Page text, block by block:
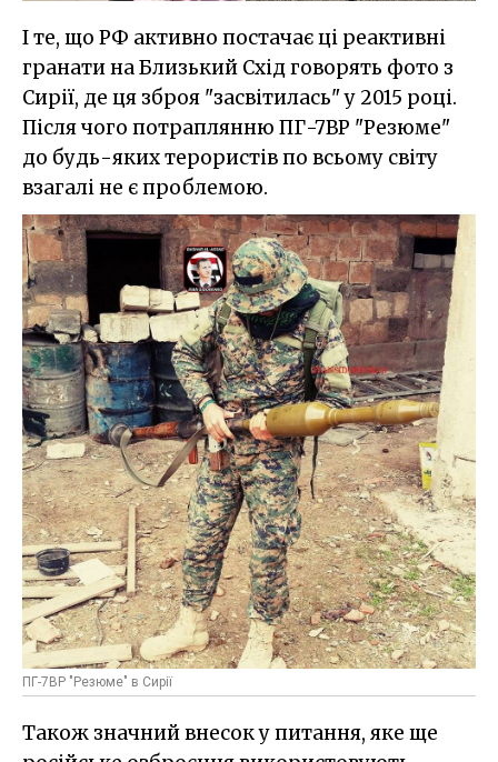
І те, що РФ активно постачає ці реактивні
гранати на Близький Схід говорять фото з
Сирії, де ця зброя "засвітилась" у 2015 році.
Після чого потраплянню ПГ-7ВР "Резюме"
до будь-яких терористів по всьому світу
взагалі не є проблемою.
ПГ-7ВР "Резюме" в Сирії
Також значний внесок у питання, яке ще